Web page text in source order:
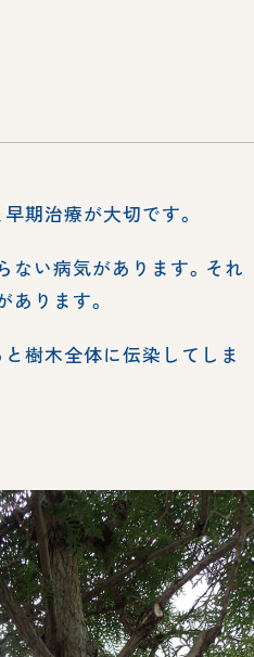
期治療が大切です。
ない病気があります。それ
ります。
樹木全体に伝染してしま